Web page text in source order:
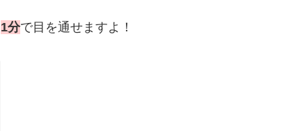
1分で目を通せますよ！